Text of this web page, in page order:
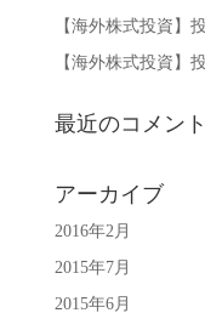
【海外株式投資】
【海外株式投資】
最近のコメント
アーカイブ
2016年2月
2015年7月
2015年6月